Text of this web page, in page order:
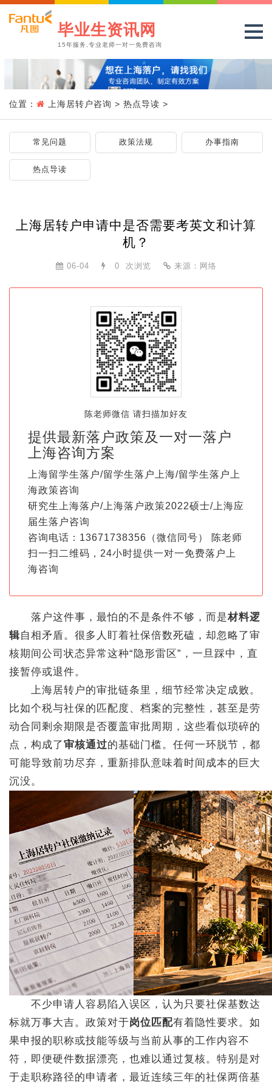
毕业生资讯网
15年服务,专业老师一对一免费咨询
位置： 上海居转户咨询 > 热点导读 >
常见问题 政策法规 办事指南
热点导读
上海居转户申请中是否需要考英文和计算
机？
06-04 0 次浏览 来源：网络
陈老师微信 请扫描加好友
提供最新落户政策及一对一落户
上海咨询方案
上海留学生落户/留学生落户上海/留学生落户上
海政策咨询
研究生上海落户/上海落户政策2022硕士/上海应
届生落户咨询
咨询电话：13671738356（微信同号） 陈老师
扫一扫二维码，24小时提供一对一免费落户上
海咨询
落户这件事，最怕的不是条件不够，而是材料逻
辑自相矛盾。很多人盯着社保倍数死磕，却忽略了审
核期间公司状态异常这种“隐形雷区”，一旦踩中，直
接暂停或退件。
上海居转户的审批链条里，细节经常决定成败。
比如个税与社保的匹配度、档案的完整性，甚至是劳
动合同剩余期限是否覆盖审批周期，这些看似琐碎的
点，构成了审核通过的基础门槛。任何一环脱节，都
可能导致前功尽弃，重新排队意味着时间成本的巨大
沉没。
不少申请人容易陷入误区，认为只要社保基数达
标就万事大吉。政策对于岗位匹配有着隐性要求。如
果申报的职称或技能等级与当前从事的工作内容不
符，即便硬件数据漂亮，也难以通过复核。特别是对
于走职称路径的申请者，最近连续三年的社保两倍基